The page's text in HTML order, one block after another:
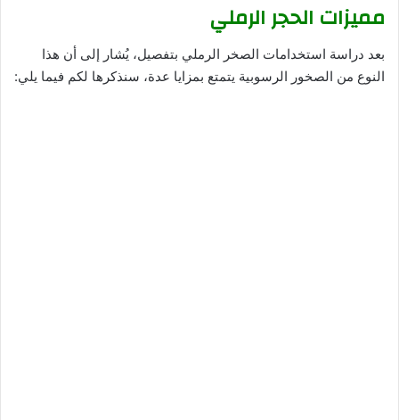
مميزات الحجر الرملي
بعد دراسة استخدامات الصخر الرملي بتفصيل، يُشار إلى أن هذا
النوع من الصخور الرسوبية يتمتع بمزايا عدة، سنذكرها لكم فيما يلي: